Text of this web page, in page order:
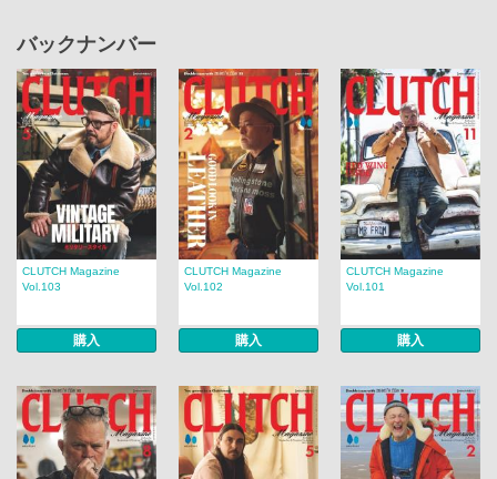
バックナンバー
CLUTCH Magazine
Vol.103
購入
CLUTCH Magazine
Vol.102
購入
CLUTCH Magazine
Vol.101
購入